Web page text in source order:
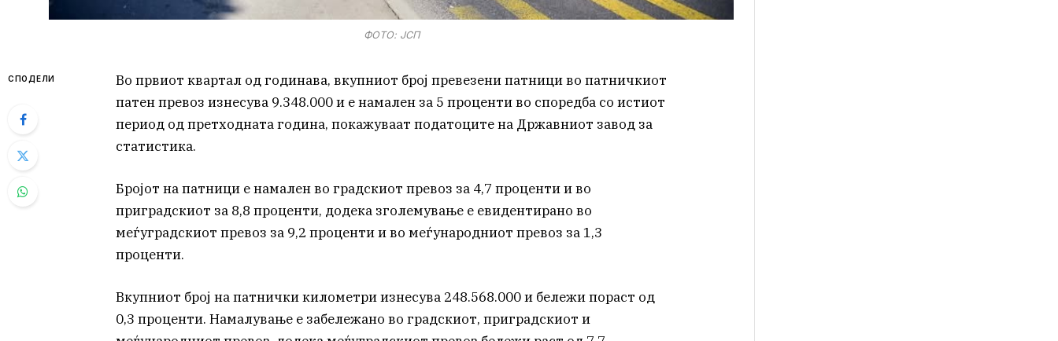
ФОТО: ЈСП
СПОДЕЛИ
Во првиот квартал од годинава, вкупниот број превезени патници во патничкиот
патен превоз изнесува 9.348.000 и е намален за 5 проценти во споредба со истиот
период од претходната година, покажуваат податоците на Државниот завод за
статистика.
Бројот на патници е намален во градскиот превоз за 4,7 проценти и во
приградскиот за 8,8 проценти, додека зголемување е евидентирано во
меѓуградскиот превоз за 9,2 проценти и во меѓународниот превоз за 1,3
проценти.
Вкупниот број на патнички километри изнесува 248.568.000 и бележи пораст од
0,3 проценти. Намалување е забележано во градскиот, приградскиот и